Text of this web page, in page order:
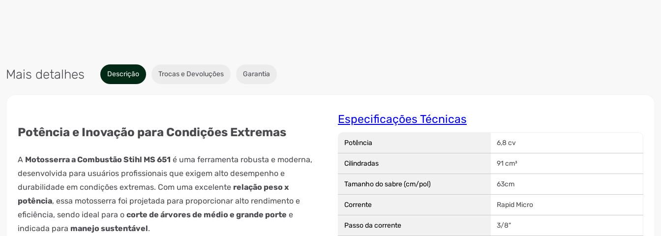
Mais detalhes Descrição Trocas e Devoluções Garantia
Potência e Inovação para Condições Extremas
A Motosserra a Combustão Stihl MS 651 é uma ferramenta robusta e moderna,
desenvolvida para usuários profissionais que exigem alto desempenho e
durabilidade em condições extremas. Com uma excelente relação peso x
potência, essa motosserra foi projetada para proporcionar alto rendimento e
eficiência, sendo ideal para o corte de árvores de médio e grande porte e
indicada para manejo sustentável.
Especificações Técnicas
Potência 6,8 cv
Cilindradas 91 cm³
Tamanho do sabre (cm/pol) 63cm
Corrente Rapid Micro
Passo da corrente 3/8"